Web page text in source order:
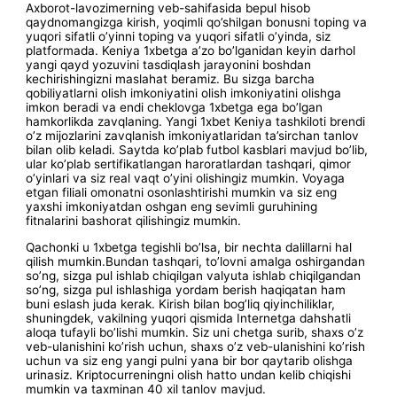
Axborot-lavozimerning veb-sahifasida bepul hisob
qaydnomangizga kirish, yoqimli qo’shilgan bonusni toping va
yuqori sifatli o’yinni toping va yuqori sifatli o’yinda, siz
platformada. Keniya 1xbetga a’zo bo’lganidan keyin darhol
yangi qayd yozuvini tasdiqlash jarayonini boshdan
kechirishingizni maslahat beramiz. Bu sizga barcha
qobiliyatlarni olish imkoniyatini olish imkoniyatini olishga
imkon beradi va endi cheklovga 1xbetga ega bo’lgan
hamkorlikda zavqlaning. Yangi 1xbet Keniya tashkiloti brendi
o’z mijozlarini zavqlanish imkoniyatlaridan ta’sirchan tanlov
bilan olib keladi. Saytda ko’plab futbol kasblari mavjud bo’lib,
ular ko’plab sertifikatlangan haroratlardan tashqari, qimor
o’yinlari va siz real vaqt o’yini olishingiz mumkin. Voyaga
etgan filiali omonatni osonlashtirishi mumkin va siz eng
yaxshi imkoniyatdan oshgan eng sevimli guruhining
fitnalarini bashorat qilishingiz mumkin.
Qachonki u 1xbetga tegishli bo’lsa, bir nechta dalillarni hal
qilish mumkin.Bundan tashqari, to’lovni amalga oshirgandan
so’ng, sizga pul ishlab chiqilgan valyuta ishlab chiqilgandan
so’ng, sizga pul ishlashiga yordam berish haqiqatan ham
buni eslash juda kerak. Kirish bilan bog’liq qiyinchiliklar,
shuningdek, vakilning yuqori qismida Internetga dahshatli
aloqa tufayli bo’lishi mumkin. Siz uni chetga surib, shaxs o’z
veb-ulanishini ko’rish uchun, shaxs o’z veb-ulanishini ko’rish
uchun va siz eng yangi pulni yana bir bor qaytarib olishga
urinasiz. Kriptocurreningni olish hatto undan kelib chiqishi
mumkin va taxminan 40 xil tanlov mavjud.